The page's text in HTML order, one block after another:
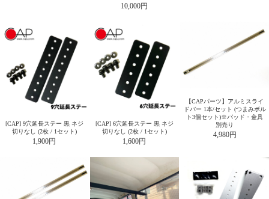
10,000円
[CAP] 9穴延長ステー 黒 ネジ
切りなし (2枚 / 1セット)
1,900円
[CAP] 6穴延長ステー 黒 ネジ
切りなし (2枚 / 1セット)
1,600円
【CAPパーツ】アルミスライ
ドバー 1本/セット (つまみボル
ト3個セット)※パッド・金具
別売り
4,980円